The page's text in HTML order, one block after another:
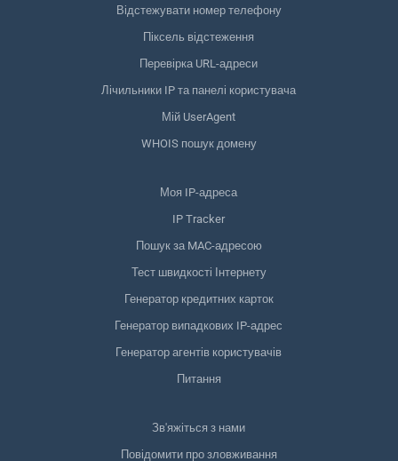
Відстежувати номер телефону
Піксель відстеження
Перевірка URL-адреси
Лічильники IP та панелі користувача
Мій UserAgent
WHOIS пошук домену
Моя IP-адреса
IP Tracker
Пошук за MAC-адресою
Тест швидкості Інтернету
Генератор кредитних карток
Генератор випадкових IP-адрес
Генератор агентів користувачів
Питання
Зв'яжіться з нами
Повідомити про зловживання